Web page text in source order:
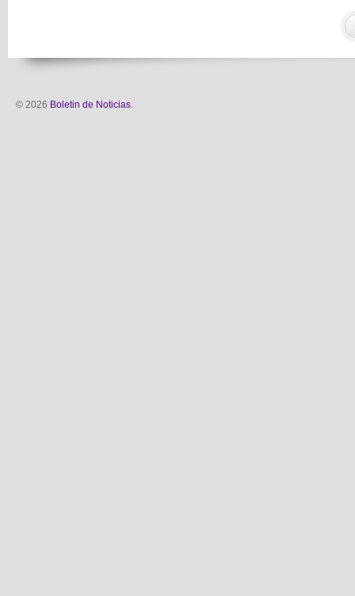
© 2026 Boletin de Noticias.